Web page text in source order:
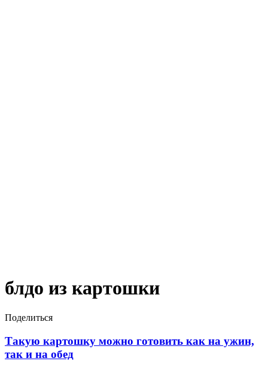
блдо из картошки
Поделиться
Такую картошку можно готовить как на ужин,
так и на обед